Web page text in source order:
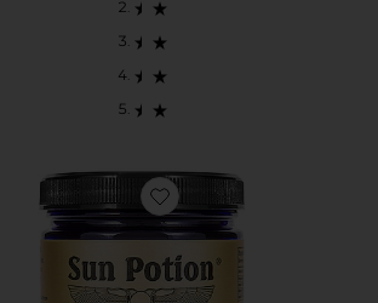
Favorite TRIPHALA サプリメント